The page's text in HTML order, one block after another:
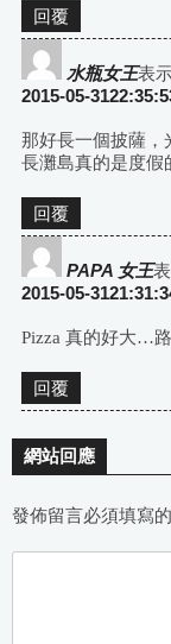
回覆
水瓶女王表
2015-05-
那好長一個披薩，
長灘島真的是度假
回覆
PAPA 女王
2015-05-
Pizza 真的好大…
回覆
網站回應
發佈留言必須填寫